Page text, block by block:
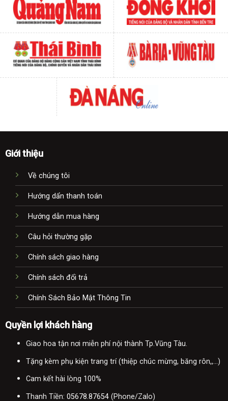
Giới thiệu
Về chúng tôi
Hướng dẩn thanh toán
Hướng dẫn mua hàng
Câu hỏi thường gặp
Chính sách giao hàng
Chính sách đổi trả
Chính Sách Bảo Mật Thông Tin
Quyền lợi khách hàng
Giao hoa tận nơi miễn phí nội thành Tp.Vũng Tàu.
Tặng kèm phụ kiện trang trí (thiệp chúc mừng, băng rôn,,...)
Cam kết hài lòng 100%
Thanh Tiền: 05678.87654(Phone/Zalo)